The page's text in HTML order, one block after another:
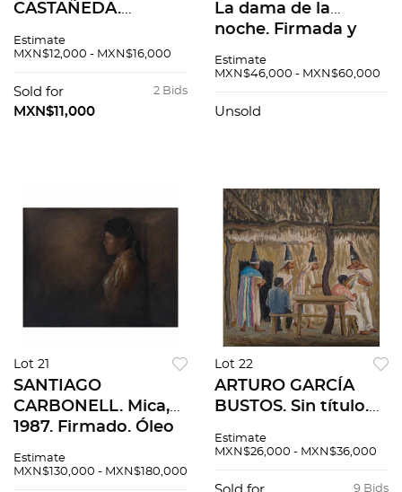
CASTAÑEDA.
encuentro conmigo.
85. Litografía 38 /
100. 56 x 71 cm
Estimate
MXN$12,000 - MXN$16,000
2 Bids
Sold for
MXN$11,000
La dama de la
noche. Firmada y
sobre papel. 17 x 22
Estimate
MXN$46,000 - MXN$60,000
Unsold
Lot 21
SANTIAGO
CARBONELL. Mica,
1987. Firmado. Óleo
cm
Estimate
MXN$130,000 - MXN$180,000
Lot 22
ARTURO GARCÍA
BUSTOS. Sin título.
83. Óleo sobre tela.
Estimate
MXN$26,000 - MXN$36,000
9 Bids